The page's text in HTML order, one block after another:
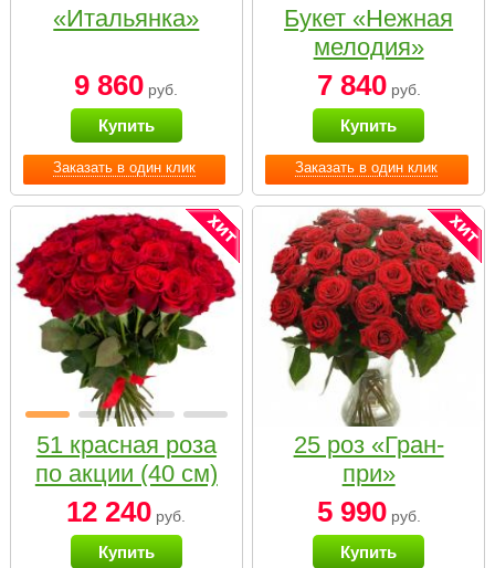
Заказать в один клик
«Итальянка»
9 860 руб.
Купить
Заказать в один клик
Букет «Нежная
мелодия»
7 840руб.
Купить
51 красная роза
по акции (40 см)
12 240 руб.
Купить
25 роз «Гран-
при»
5 990руб.
Купить